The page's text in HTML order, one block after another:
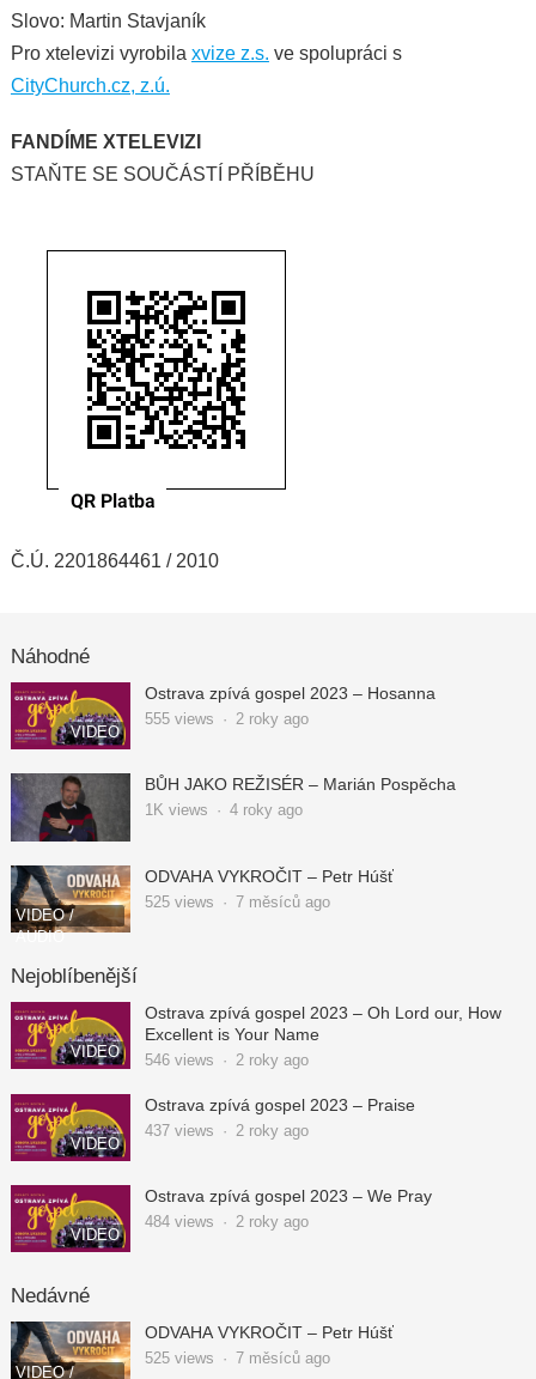
Slovo: Martin Stavjaník
Pro xtelevizi vyrobila xvize z.s. ve spolupráci s
CityChurch.cz, z.ú.
FANDÍME XTELEVIZI
STAŇTE SE SOUČÁSTÍ PŘÍBĚHU
Č.Ú. 2201864461 / 2010
Náhodné
VIDEO
Ostrava zpívá gospel 2023 – Hosanna
555views · 2 roky ago
BŮH JAKO REŽISÉR – Marián Pospěcha
1K views · 4 roky ago
VIDEO /
AUDIO
ODVAHA VYKROČIT – Petr Húšť
525views · 7 měsíců ago
Nejoblíbenější
VIDEO
Ostrava zpívá gospel 2023 – Oh Lord our, How
Excellent is Your Name
546views · 2 roky ago
VIDEO
Ostrava zpívá gospel 2023 – Praise
437views · 2 roky ago
VIDEO
Ostrava zpívá gospel 2023 – We Pray
484views · 2 roky ago
Nedávné
VIDEO /
ODVAHA VYKROČIT – Petr Húšť
525views · 7 měsíců ago